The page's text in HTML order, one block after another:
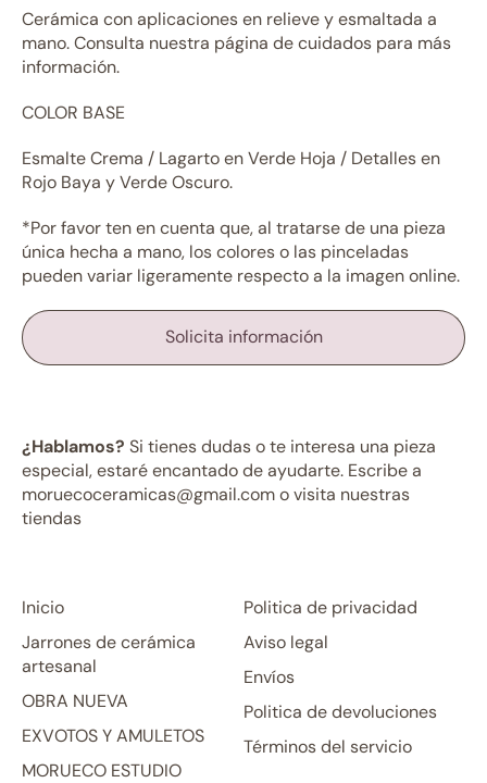
Cerámica con aplicaciones en relieve y esmaltada a
mano. Consulta nuestra página de cuidados para más
información.
COLOR BASE
Esmalte Crema / Lagarto en Verde Hoja / Detalles en
Rojo Baya y Verde Oscuro.
*Por favor ten en cuenta que, al tratarse de una pieza
única hecha a mano, los colores o las pinceladas
pueden variar ligeramente respecto a la imagen online.
Solicita información
¿Hablamos? Si tienes dudas o te interesa una pieza
especial, estaré encantado de ayudarte. Escribe a
moruecoceramicas@gmail.com o visita nuestras
tiendas
Inicio
Jarrones de cerámica
artesanal
OBRA NUEVA
EXVOTOS Y AMULETOS
MORUECO ESTUDIO
Politica de privacidad
Aviso legal
Envíos
Politica de devoluciones
Términos del servicio